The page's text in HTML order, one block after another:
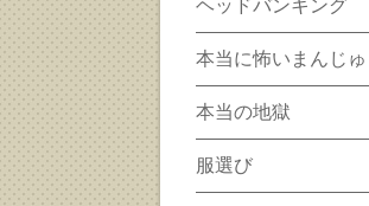
ヘッドバンキング
本当に怖いまんじ
本当の地獄
服選び